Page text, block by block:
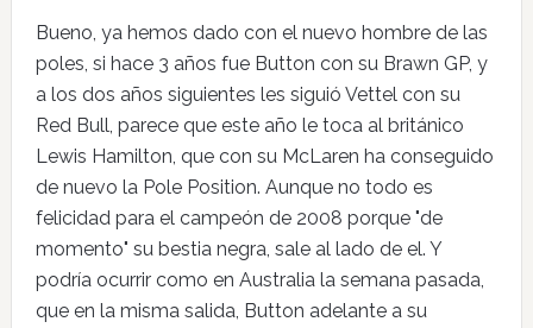
Bueno, ya hemos dado con el nuevo hombre de las
poles, si hace 3 años fue Button con su Brawn GP, y
a los dos años siguientes les siguió Vettel con su
Red Bull, parece que este año le toca al británico
Lewis Hamilton, que con su McLaren ha conseguido
de nuevo la Pole Position. Aunque no todo es
felicidad para el campeón de 2008 porque "de
momento" su bestia negra, sale al lado de el. Y
podría ocurrir como en Australia la semana pasada,
que en la misma salida, Button adelante a su